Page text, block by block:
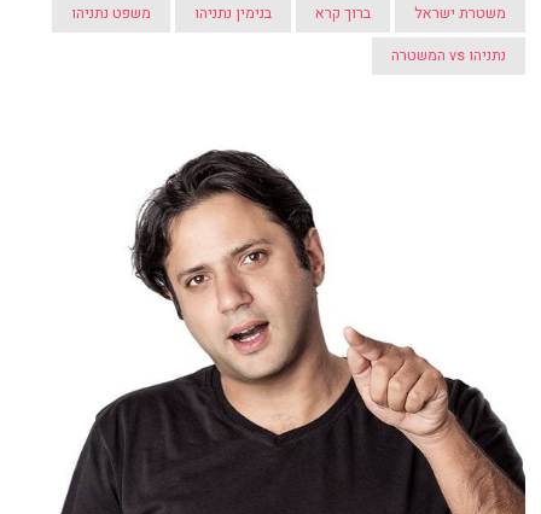
משטרת ישראל ברוך קרא בנימין נתניהו
משפט נתניהו
נתניהו vs המשטרה